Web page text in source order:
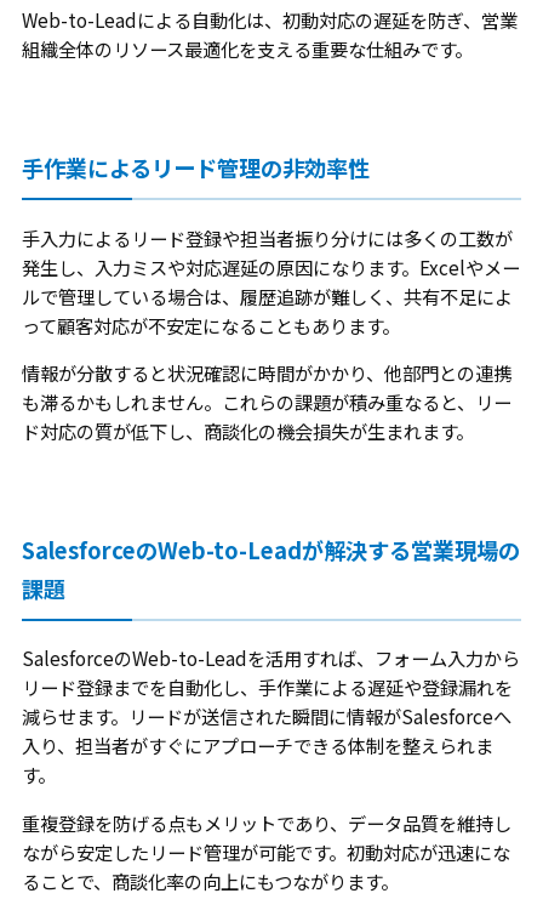
Web-to-Leadによる自動化は、初動対応の遅延を防ぎ、営業
組織全体のリソース最適化を支える重要な仕組みです。
手作業によるリード管理の非効率性
手入力によるリード登録や担当者振り分けには多くの工数が
発生し、入力ミスや対応遅延の原因になります。Excelやメー
ルで管理している場合は、履歴追跡が難しく、共有不足によ
って顧客対応が不安定になることもあります。
情報が分散すると状況確認に時間がかかり、他部門との連携
も滞るかもしれません。これらの課題が積み重なると、リー
ド対応の質が低下し、商談化の機会損失が生まれます。
SalesforceのWeb-to-Leadが解決する営業現場の
課題
SalesforceのWeb-to-Leadを活用すれば、フォーム入力から
リード登録までを自動化し、手作業による遅延や登録漏れを
減らせます。リードが送信された瞬間に情報がSalesforceへ
入り、担当者がすぐにアプローチできる体制を整えられま
す。
重複登録を防げる点もメリットであり、データ品質を維持し
ながら安定したリード管理が可能です。初動対応が迅速にな
ることで、商談化率の向上にもつながります。